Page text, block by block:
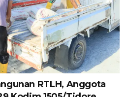
RTLH, Anggota